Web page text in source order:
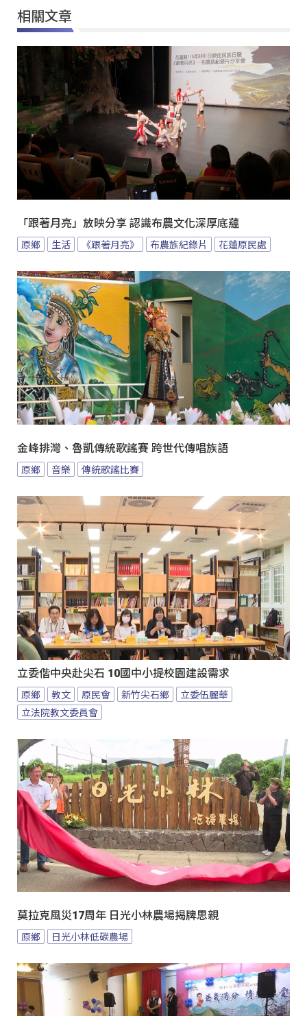
相關文章
「跟著月亮」放映分享 認識布農文化深厚底蘊
原鄉 生活 《跟著月亮》 布農族紀錄片 花蓮原民處
金峰排灣、魯凱傳統歌謠賽 跨世代傳唱族語
原鄉 音樂 傳統歌謠比賽
立委偕中央赴尖石 10國中小提校園建設需求
原鄉 教文 原民會 新竹尖石鄉
立委伍麗華
立法院教文委員會
莫拉克風災17周年 日光小林農場揭牌思親
原鄉 日光小林低碳農場